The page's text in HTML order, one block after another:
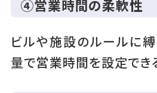
④営業時間の柔軟性
ビルや施設のルールに
量で営業時間を設定でき